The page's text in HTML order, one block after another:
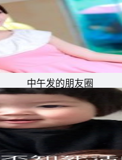
中午发的朋友圈